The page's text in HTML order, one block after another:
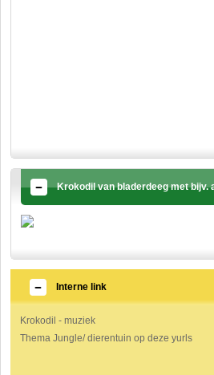
Krokodil van bladerdeeg met bijv.
Interne link
Krokodil - muziek
Thema Jungle/ dierentuin op deze yurls